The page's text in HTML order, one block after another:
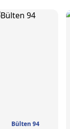
Bülten 94